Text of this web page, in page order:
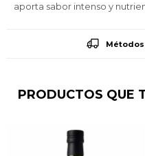
aporta sabor intenso y
PRODUCTOS QUE